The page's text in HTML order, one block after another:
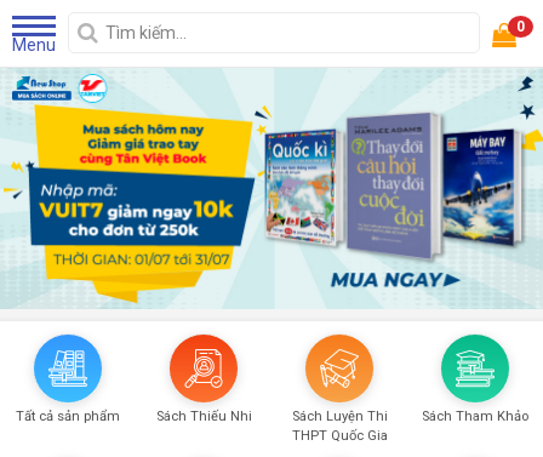
Menu
0
Tất cả sản phẩm Sách Thiếu Nhi
Sách Luyện Thi
THPT Quốc Gia
Sách Tham Khảo